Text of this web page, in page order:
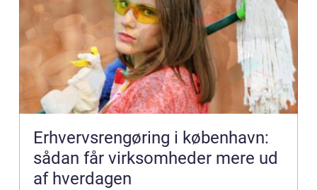
Erhvervsrengøring i københavn:
sådan får virksomheder mere ud
af hverdagen